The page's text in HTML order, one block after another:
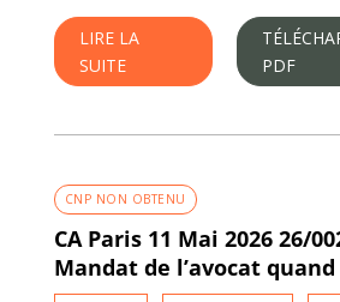
LIRE LA
SUITE
PDF
CNP NON OBTENU
CA Paris 11 Mai 2026 26/
Mandat de l’avocat